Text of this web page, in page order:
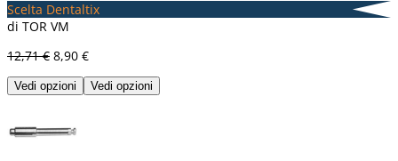
Scelta Dentaltix
di TOR VM
12,71 € 8,90 €
Vedi opzioni Vedi opzioni